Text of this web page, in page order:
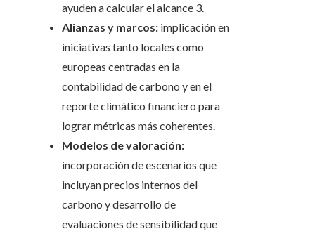
ayuden a calcular el alcance 3.
Alianzas y marcos: implicación en
iniciativas tanto locales como
europeas centradas en la
contabilidad de carbono y en el
reporte climático financiero para
lograr métricas más coherentes.
Modelos de valoración:
incorporación de escenarios que
incluyan precios internos del
carbono y desarrollo de
evaluaciones de sensibilidad que